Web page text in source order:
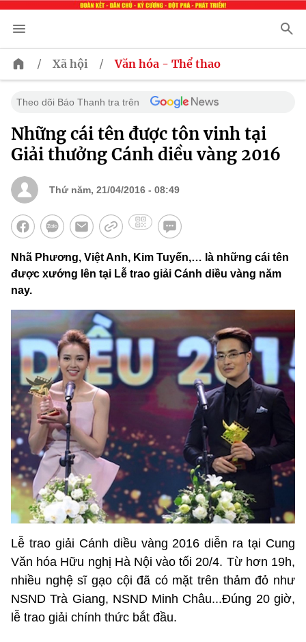
/ Xã hội / Văn hóa - Thể thao
Theo dõi Báo Thanh tra trên
Những cái tên được tôn vinh tại
Giải thưởng Cánh diều vàng 2016
Thứ năm, 21/04/2016 - 08:49
Nhã Phương, Việt Anh, Kim Tuyến,… là những cái tên
được xướng lên tại Lễ trao giải Cánh diều vàng năm
nay.
Lễ trao giải Cánh diều vàng 2016 diễn ra tại Cung
Văn hóa Hữu nghị Hà Nội vào tối 20/4. Từ hơn 19h,
nhiều nghệ sĩ gạo cội đã có mặt trên thảm đỏ như
NSND Trà Giang, NSND Minh Châu...Đúng 20 giờ,
lễ trao giải chính thức bắt đầu.